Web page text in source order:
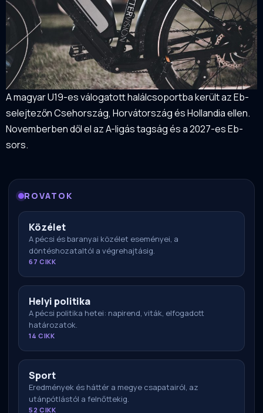
A magyar U19-es válogatott halálcsoportba került az Eb-
selejtezőn Csehország, Horvátország és Hollandia ellen.
Novemberben dől el az A-ligás tagság és a 2027-es Eb-
sors.
ROVATOK
Közélet
A pécsi és baranyai közélet eseményei, a
döntéshozataltól a végrehajtásig.
67 CIKK
Helyi politika
A pécsi politika hetei: napirend, viták, elfogadott
határozatok.
14 CIKK
Sport
Eredmények és háttér a megye csapatairól, az
utánpótlástól a felnőttekig.
52 CIKK